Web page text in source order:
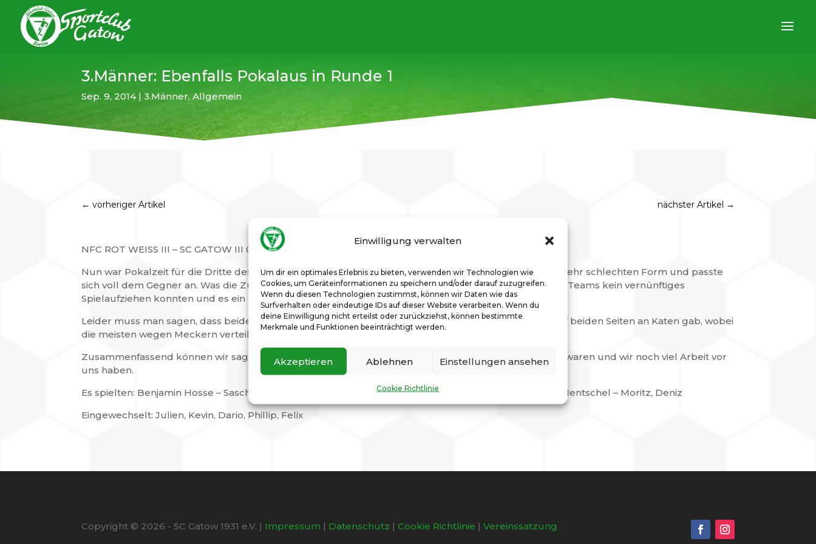
Einwilligung verwalten
Um dir ein optimales Erlebnis zu bieten, verwenden wir Technologien wie
Cookies, um Geräteinformationen zu speichern und/oder darauf zuzugreifen.
Wenn du diesen Technologien zustimmst, können wir Daten wie das
Surfverhalten oder eindeutige IDs auf dieser Website verarbeiten. Wenn du
deine Einwilligung nicht erteilst oder zurückziehst, können bestimmte
Merkmale und Funktionen beeinträchtigt werden.
Akzeptieren Ablehnen Einstellungen ansehen
Cookie Richtlinie
3.Männer: Ebenfalls Pokalaus in Runde 1
Sep. 9, 2014|3.Männer,Allgemein
←vorheriger Artikel nächster Artikel →
NFC ROT WEISS III – SC GATOW III 0:0 (0:0) 3:1 n.E.
Nun war Pokalzeit für die Dritte des SC-Gatows angesagt, aber leider präsentierte sich Gatow in einer sehr schlechten Form und passte
sich voll dem Gegner an. Was die Zuschauer am Maybachufer sahen war leider kein Fußball, da beide Teams kein vernünftiges
Spielaufziehen konnten und es ein regelrechtes Fehlpass-Festival gab.
Leider muss man sagen, dass beide Teams sehr undiszipliniert auftraten und es eine Ansammlung auf beiden Seiten an Katen gab, wobei
die meisten wegen Meckern verteilt wurden.
Zusammenfassend können wir sagen, dass Trainer und Spieler von der heutigen Leistung enttäuscht waren und wir noch viel Arbeit vor
uns haben.
Es spielten: Benjamin Hosse – Sascha, Benjamin N, Michael, Pascal – Manuel, Robin, Lennart, Benjamin Hentschel – Moritz, Deniz
Eingewechselt: Julien, Kevin, Dario, Phillip, Felix
Copyright © 2026 - SC Gatow 1931 e.V. | Impressum | Datenschutz |Cookie Richtlinie |Vereinssatzung